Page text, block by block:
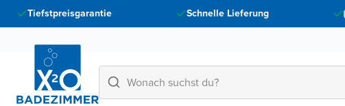
Tiefstpreisgarantie Schnelle Lieferung